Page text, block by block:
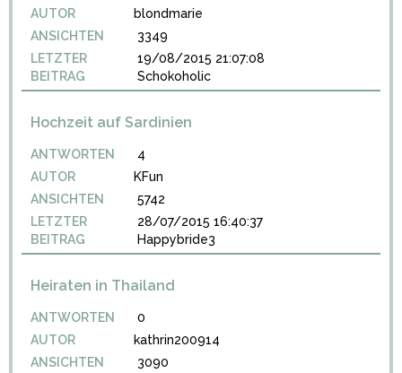
AUTOR
blondmarie
ANSICHTEN
3349
LETZTER
BEITRAG
19/08/2015 21:07:08
Schokoholic
Hochzeit auf Sardinien
ANTWORTEN
4
AUTOR
KFun
ANSICHTEN
5742
LETZTER
BEITRAG
28/07/2015 16:40:37
Happybride3
Heiraten in Thailand
ANTWORTEN
0
AUTOR
kathrin200914
ANSICHTEN
3090